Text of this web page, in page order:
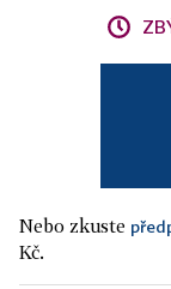
Nebo zkuste
Kč.